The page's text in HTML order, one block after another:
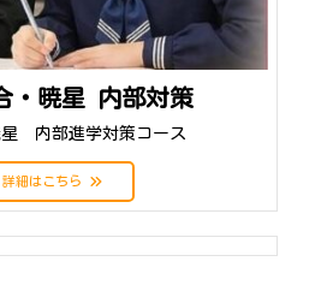
・暁星 内部対策
星 内部進学対策コース
詳細はこちら